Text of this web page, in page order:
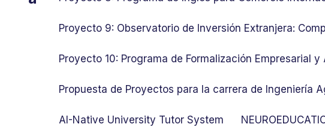
Proyecto 9: Observatorio de Inversión Extranjera:
Proyecto 10: Programa de Formalización Empresarial
Propuesta de Proyectos para la carrera de Ingeniería
AI-Native University Tutor System